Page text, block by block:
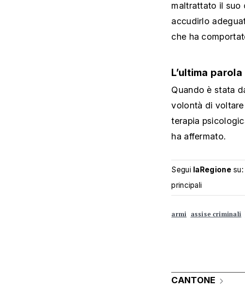
maltrattato il suo
accudirlo
che ha
L’ultima parola
Quando è stata
volontà di voltare
terapia
ha affermato.
Segui laRegione
principali
armi assise criminali
CANTONE